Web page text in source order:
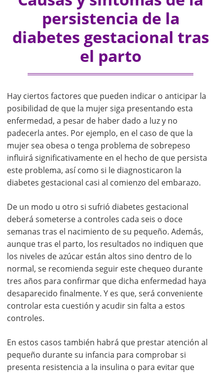
persistencia de la
diabetes gestacional tras
el parto
Hay ciertos factores que pueden indicar o anticipar la
posibilidad de que la mujer siga presentando esta
enfermedad, a pesar de haber dado a luz y no
padecerla antes. Por ejemplo, en el caso de que la
mujer sea obesa o tenga problema de sobrepeso
influirá significativamente en el hecho de que persista
este problema, así como si le diagnosticaron la
diabetes gestacional casi al comienzo del embarazo.
De un modo u otro si sufrió diabetes gestacional
deberá someterse a controles cada seis o doce
semanas tras el nacimiento de su pequeño. Además,
aunque tras el parto, los resultados no indiquen que
los niveles de azúcar están altos sino dentro de lo
normal, se recomienda seguir este chequeo durante
tres años para confirmar que dicha enfermedad haya
desaparecido finalmente. Y es que, será conveniente
controlar esta cuestión y acudir sin falta a estos
controles.
En estos casos también habrá que prestar atención al
pequeño durante su infancia para comprobar si
presenta resistencia a la insulina o para evitar que